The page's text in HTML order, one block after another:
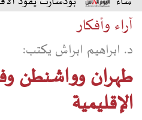
آراء وأفكار
د. ابراهيم ابراش يكتب:
طهران وواشنطن
الإقليمية